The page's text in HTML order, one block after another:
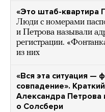
«Это штаб-квартира
Люди с номерами
и Петрова называли
регистрации.
из них
«Вся эта ситуация —
совпадение».
Александра Петрова
о Солсбери